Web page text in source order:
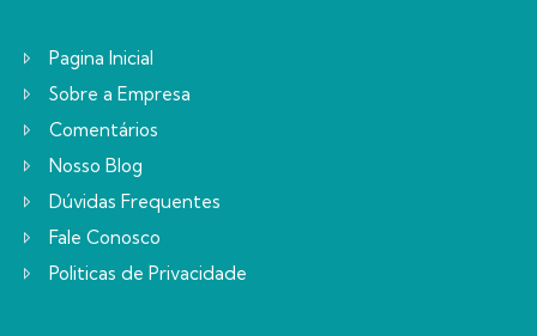
Pagina Inicial
Sobre a Empresa
Comentários
Nosso Blog
Dúvidas Frequentes
Fale Conosco
Politicas de Privacidade